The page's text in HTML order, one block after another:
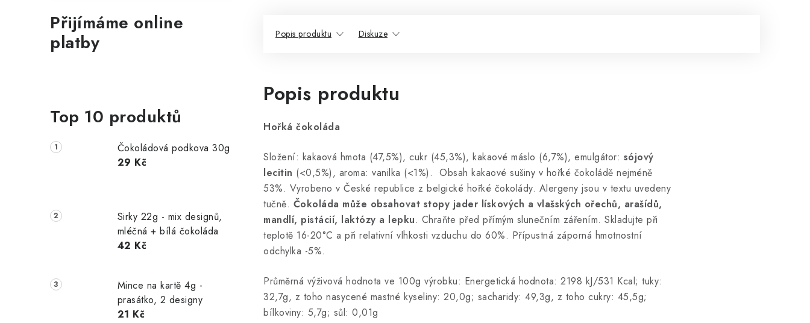
Přijímáme online
platby
Top 10 produktů
Čokoládová podkova 30g
29 Kč
Sirky 22g - mix designů,
mléčná + bílá čokoláda
42 Kč
Mince na kartě 4g -
prasátko, 2 designy
21 Kč
Popis produktu Diskuze
Popis produktu
Hořká čokoláda
Složení: kakaová hmota (47,5%), cukr (45,3%), kakaové máslo (6,7%), emulgátor: sójový
lecitin (<0,5%), aroma: vanilka (<1%). Obsah kakaové sušiny v hořké čokoládě nejméně
53%. Vyrobeno v České republice z belgické hořké čokolády. Alergeny jsou v textu uvedeny
tučně. Čokoláda může obsahovat stopy jader lískových a vlašských ořechů, arašídů,
mandlí, pistácií, laktózy a lepku. Chraňte před přímým slunečním zářením. Skladujte při
teplotě 16-20°C a při relativní vlhkosti vzduchu do 60%. Přípustná záporná hmotnostní
odchylka -5%.
Průměrná výživová hodnota ve 100g výrobku: Energetická hodnota: 2198 kJ/531 Kcal; tuky:
32,7g, z toho nasycené mastné kyseliny: 20,0g; sacharidy: 49,3g, z toho cukry: 45,5g;
bílkoviny: 5,7g; sůl: 0,01g